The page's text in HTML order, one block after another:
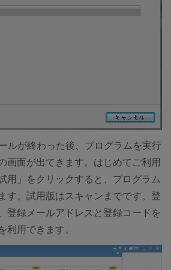
ルが終わった後、プログラムを実行
画面が出てきます。はじめてご利用
用」をクリックすると、プログラム
す。試用版はスキャンまでです。登
登録メールアドレスと登録コードを
利用できます。